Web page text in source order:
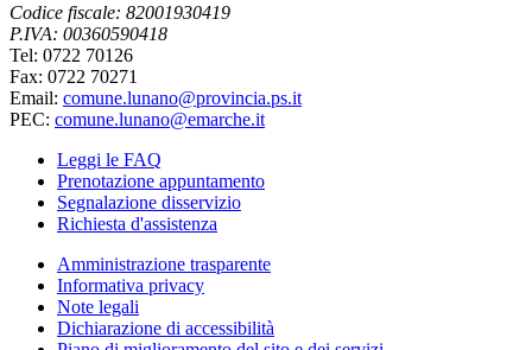
Codice fiscale: 82001930419
P.IVA: 00360590418
Tel: 0722 70126
Fax: 0722 70271
Email: comune.lunano@provincia.ps.it
PEC: comune.lunano@emarche.it
Leggi le FAQ
Prenotazione appuntamento
Segnalazione disservizio
Richiesta d'assistenza
Amministrazione trasparente
Informativa privacy
Note legali
Dichiarazione di accessibilità